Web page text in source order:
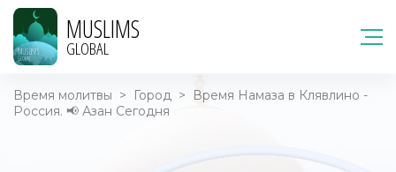
MUSLIMS
GLOBAL
Время молитвы > Город >
Время Намаза в Клявлино -
Россия. 📢 Азан Сегодня